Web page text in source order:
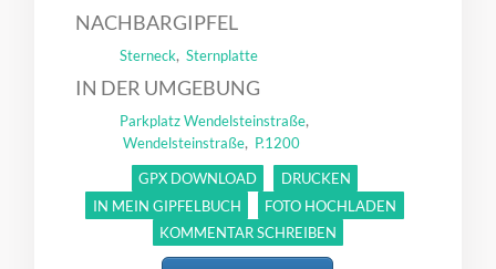
NACHBARGIPFEL
Sterneck,Sternplatte
IN DER UMGEBUNG
Parkplatz Wendelsteinstraße,
Wendelsteinstraße, P.1200
GPX DOWNLOAD
DRUCKEN
IN MEIN GIPFELBUCH
FOTO HOCHLADEN
KOMMENTAR SCHREIBEN